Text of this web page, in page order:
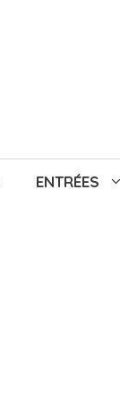
ENTRÉES